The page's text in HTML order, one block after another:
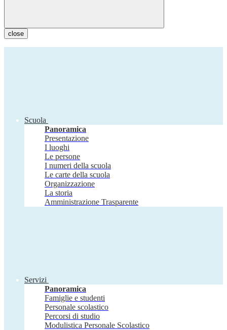
close
Scuola
Panoramica
Presentazione
I luoghi
Le persone
I numeri della scuola
Le carte della scuola
Organizzazione
La storia
Amministrazione Trasparente
Servizi
Panoramica
Famiglie e studenti
Personale scolastico
Percorsi di studio
Modulistica Personale Scolastico